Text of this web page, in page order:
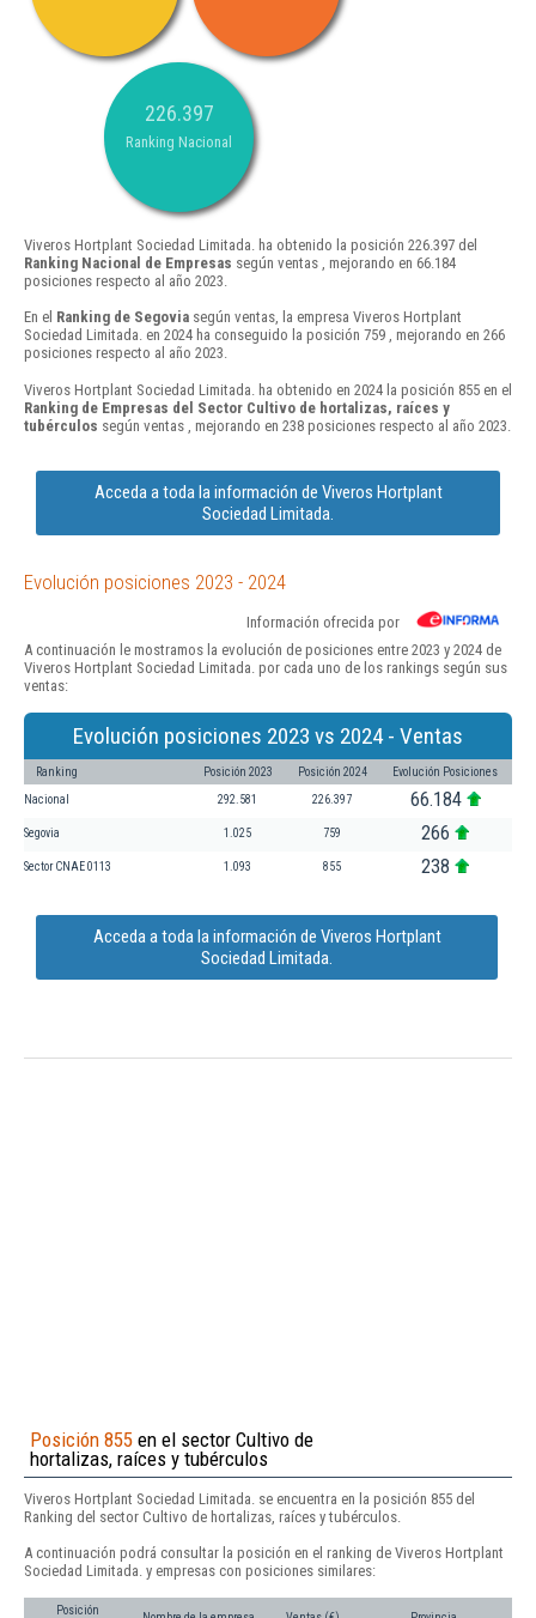
226.397
Ranking Nacional
Viveros Hortplant Sociedad Limitada. ha obtenido la posición 226.397 del
Ranking Nacional de Empresas según ventas , mejorando en 66.184
posiciones respecto al año 2023.
En el Ranking de Segovia según ventas, la empresa Viveros Hortplant
Sociedad Limitada. en 2024 ha conseguido la posición 759 , mejorando en 266
posiciones respecto al año 2023.
Viveros Hortplant Sociedad Limitada. ha obtenido en 2024 la posición 855 en el
Ranking de Empresas del Sector Cultivo de hortalizas, raíces y
tubérculos según ventas , mejorando en 238 posiciones respecto al año 2023.
Acceda a toda la información de Viveros Hortplant
Sociedad Limitada.
Evolución posiciones 2023 - 2024
Información ofrecida por
A continuación le mostramos la evolución de posiciones entre 2023 y 2024 de
Viveros Hortplant Sociedad Limitada. por cada uno de los rankings según sus
ventas:
Evolución posiciones 2023 vs 2024 - Ventas
Ranking Posición 2023 Posición 2024 Evolución Posiciones
Nacional 292.581 226.397 66.184
Segovia 1.025 759 266
Sector CNAE 0113 1.093 855 238
Acceda a toda la información de Viveros Hortplant
Sociedad Limitada.
Posición 855 en el sector Cultivo de
hortalizas, raíces y tubérculos
Viveros Hortplant Sociedad Limitada. se encuentra en la posición 855 del
Ranking del sector Cultivo de hortalizas, raíces y tubérculos.
A continuación podrá consultar la posición en el ranking de Viveros Hortplant
Sociedad Limitada. y empresas con posiciones similares:
Posición